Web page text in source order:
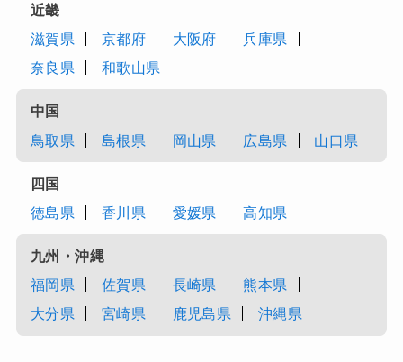
近畿
滋賀県
京都府 大阪府
兵庫県
奈良県
和歌山県
中国
鳥取県
島根県 岡山県 広島県 山口県
四国
徳島県
香川県 愛媛県 高知県
九州・沖縄
福岡県
佐賀県 長崎県
熊本県
大分県
宮崎県 鹿児島県 沖縄県